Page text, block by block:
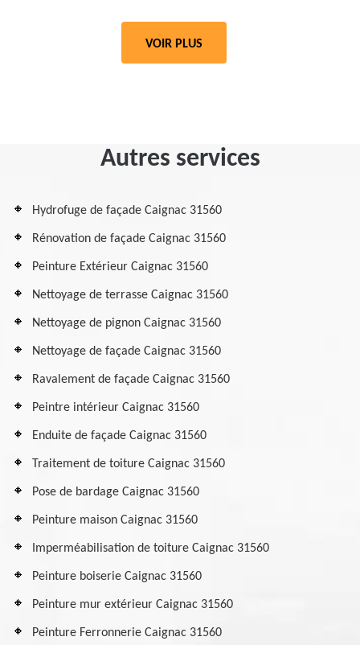
VOIR PLUS
Autres services
Hydrofuge de façade Caignac 31560
Rénovation de façade Caignac 31560
Peinture Extérieur Caignac 31560
Nettoyage de terrasse Caignac 31560
Nettoyage de pignon Caignac 31560
Nettoyage de façade Caignac 31560
Ravalement de façade Caignac 31560
Peintre intérieur Caignac 31560
Enduite de façade Caignac 31560
Traitement de toiture Caignac 31560
Pose de bardage Caignac 31560
Peinture maison Caignac 31560
Imperméabilisation de toiture Caignac 31560
Peinture boiserie Caignac 31560
Peinture mur extérieur Caignac 31560
Peinture Ferronnerie Caignac 31560